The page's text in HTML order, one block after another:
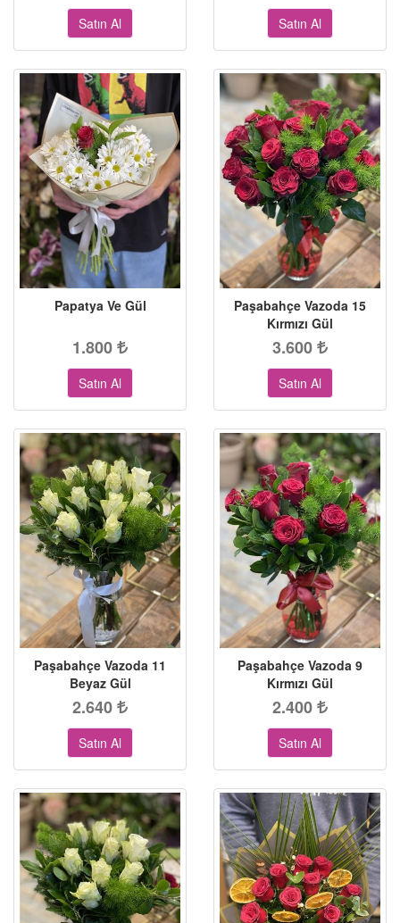
Satın Al Satın Al
Papatya Ve Gül
1.800
Satın Al
Paşabahçe Vazoda 15
Kırmızı Gül
3.600
Satın Al
Paşabahçe Vazoda 11
Beyaz Gül
2.640
Satın Al
Paşabahçe Vazoda 9
Kırmızı Gül
2.400
Satın Al